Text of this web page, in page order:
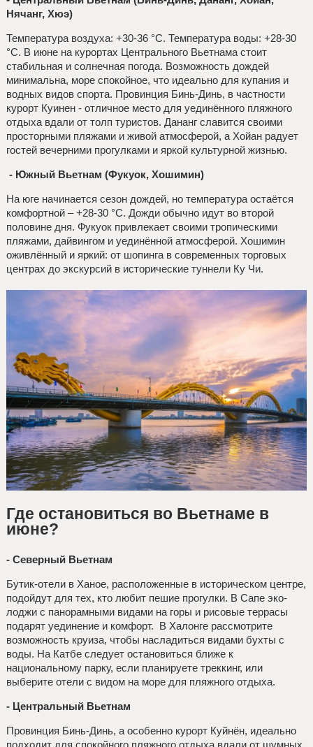
Нячанг, Хюэ)
Температура воздуха: +30-36 °C. Температура воды: +28-30
°C. В июне на курортах Центрального Вьетнама стоит
стабильная и солнечная погода. Возможность дождей
минимальна, море спокойное, что идеально для купания и
водных видов спорта. Провинция Бинь-Динь, в частности
курорт Куинен - отличное место для уединённого пляжного
отдыха вдали от толп туристов. Дананг славится своими
просторными пляжами и живой атмосферой, а Хойан радует
гостей вечерними прогулками и яркой культурной жизнью.
- Южный Вьетнам (Фукуок, Хошимин)
На юге начинается сезон дождей, но температура остаётся
комфортной – +28-30 °C. Дожди обычно идут во второй
половине дня. Фукуок привлекает своими тропическими
пляжами, дайвингом и уединённой атмосферой. Хошимин
оживлённый и яркий: от шопинга в современных торговых
центрах до экскурсий в исторические туннели Ку Чи.
Где остановиться во Вьетнаме в
июне?
- Северный Вьетнам
Бутик-отели в Ханое, расположенные в историческом центре,
подойдут для тех, кто любит пешие прогулки. В Сапе эко-
лоджи с панорамными видами на горы и рисовые террасы
подарят уединение и комфорт. В Халонге рассмотрите
возможность круиза, чтобы насладиться видами бухты с
воды. На Катбе следует остановиться ближе к
национальному парку, если планируете треккинг, или
выберите отели с видом на море для пляжного отдыха.
- Центральный Вьетнам
Провинция Бинь-Динь, а особенно курорт Куйнён, идеально